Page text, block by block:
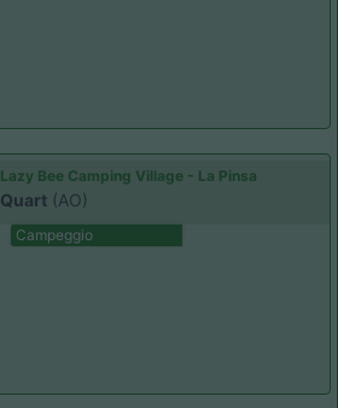
Lazy Bee Camping Village - La Pinsa
Quart (AO)
Campeggio